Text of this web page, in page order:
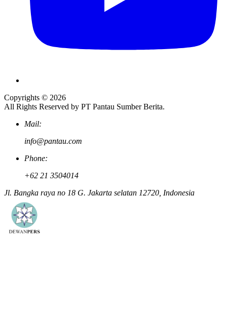
Copyrights © 2026
All Rights Reserved by PT Pantau Sumber Berita.
Mail:
info@pantau.com
Phone:
+62 21 3504014
Jl. Bangka raya no 18 G. Jakarta selatan 12720, Indonesia